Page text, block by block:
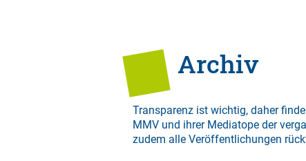
Archiv
Transparenz ist wichtig, daher
MMV und ihrer Mediatope der
zudem alle Veröffentlichungen